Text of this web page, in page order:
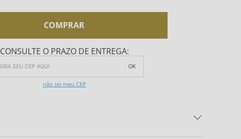
COMPRAR
CONSULTE O PRAZO DE ENTREGA:
OK
não sei meu CEP